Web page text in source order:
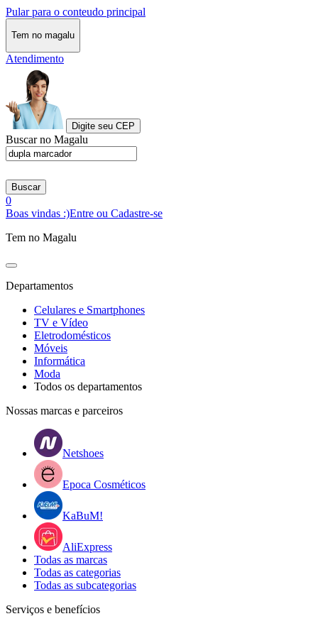
Pular para o conteudo principal
Tem no magalu
Atendimento
Digite seu CEP
Buscar no Magalu
Buscar
0
Boas vindas :)Entre ou Cadastre-se
Tem no Magalu
Departamentos
Celulares e Smartphones
TV e Vídeo
Eletrodomésticos
Móveis
Informática
Moda
Todos os departamentos
Nossas marcas e parceiros
Netshoes
Epoca Cosméticos
KaBuM!
AliExpress
Todas as marcas
Todas as categorias
Todas as subcategorias
Serviços e benefícios